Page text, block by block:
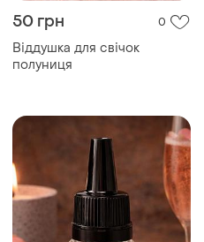
50 грн 0
Віддушка для свічок
полуниця